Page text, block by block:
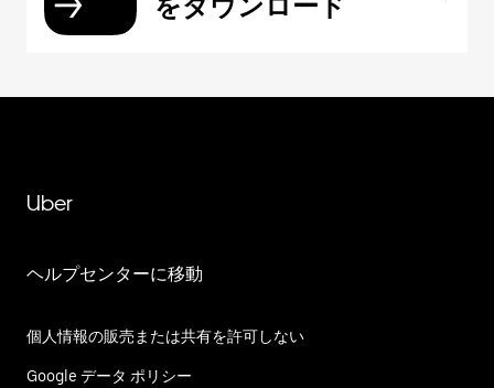
Uber
ヘルプセンターに移動
個人情報の販売または共有を許可しない
Google データ ポリシー